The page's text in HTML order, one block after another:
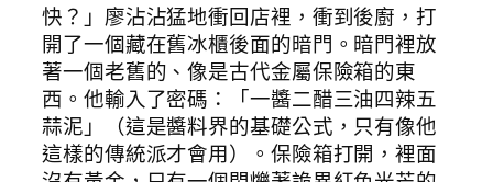
快？」廖沾沾猛地衝回店裡，衝到後廚，打
開了一個藏在舊冰櫃後面的暗門。暗門裡放
著一個老舊的、像是古代金屬保險箱的東
西。他輸入了密碼：「一醬二醋三油四辣五
蒜泥」（這是醬料界的基礎公式，只有像他
這樣的傳統派才會用）。保險箱打開，裡面